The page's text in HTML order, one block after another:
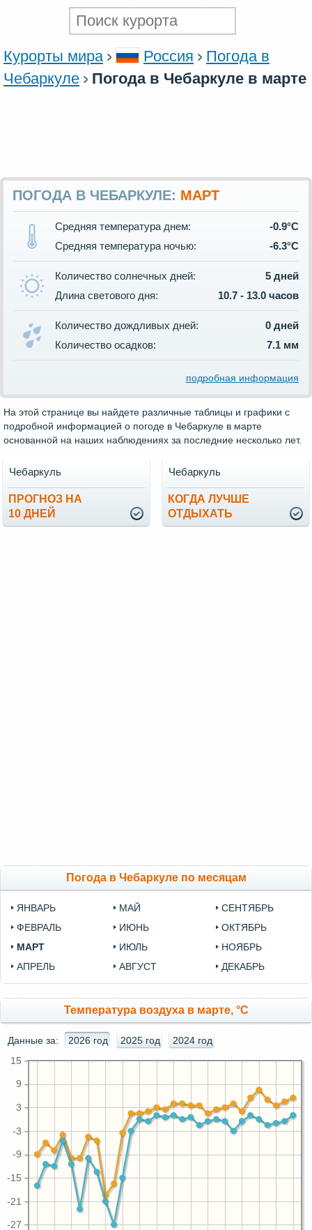
Курорты мира Россия
Погода в
Чебаркуле
Погода в Чебаркуле в марте
ПОГОДА В ЧЕБАРКУЛЕ: МАРТ
Средняя температура днем:
-0.9°C
Средняя температура ночью:
-6.3°C
Количество солнечных дней:
5 дней
Длина светового дня:
10.7 - 13.0 часов
Количество дождливых дней:
0 дней
Количество осадков:
7.1 мм
подробная информация
На этой странице вы найдете различные таблицы и графики с
подробной информацией о погоде в Чебаркуле в марте
основанной на наших наблюдениях за последние несколько лет.
ПРОГНОЗ НА
10 ДНЕЙ
Чебаркуль
КОГДА ЛУЧШЕ
ОТДЫХАТЬ
Чебаркуль
Погода в Чебаркуле по месяцам
ЯНВАРЬ
ФЕВРАЛЬ
МАРТ
АПРЕЛЬ
МАЙ
ИЮНЬ
ИЮЛЬ
АВГУСТ
СЕНТЯБРЬ
ОКТЯБРЬ
НОЯБРЬ
ДЕКАБРЬ
Температура воздуха в марте, °C
Данные за: 2026 год 2025 год 2024 год
-27
-21
-15
-9
-3
3
9
15